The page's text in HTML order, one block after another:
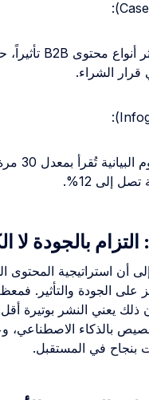
قرار الشراء.
تؤكد
إلى 12%.
بالجودة لا
يعني النشر بوتيرة
بالذكاء
بنجاح في المستقبل.